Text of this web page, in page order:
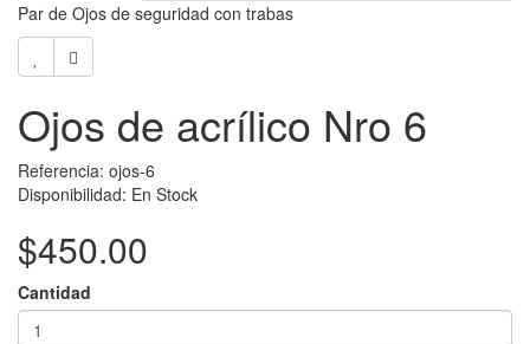
Par de Ojos de seguridad con trabas
Ojos de acrílico Nro 6
Referencia: ojos-6
Disponibilidad: En Stock
$450.00
Cantidad